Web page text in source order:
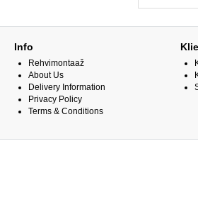
Info
Rehvimontaaž
About Us
Delivery Information
Privacy Policy
Terms & Conditions